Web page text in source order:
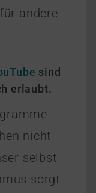
andere
sind
erlaubt.
nicht
selbst
sorgt